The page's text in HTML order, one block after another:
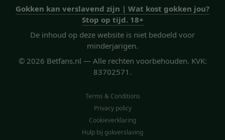
Gokken kan verslavend zijn | Wat kost gokken jou?
Stop op tijd. 18+
De inhoud op deze website is niet bedoeld voor
minderjarigen.
© 2026 Betfans.nl — Alle rechten voorbehouden. KVK:
83702571.
Terms & Conditions
Privacy policy
Cookieverklaring
Hulp bij gokverslaving